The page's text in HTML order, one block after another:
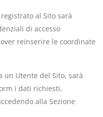
al Sito sarà
di accesso
reinserire le coordinate
un Utente del Sito, sarà
i dati richiesti,
alla Sezione